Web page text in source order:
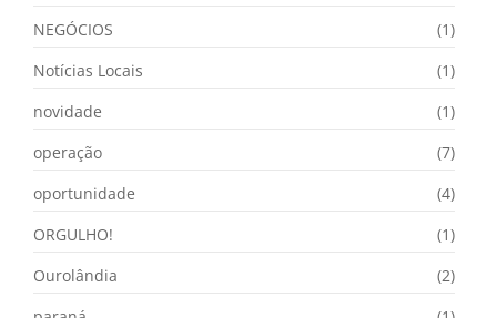
NEGÓCIOS
(1)
Notícias Locais
(1)
novidade
(1)
operação
(7)
oportunidade
(4)
ORGULHO!
(1)
Ourolândia
(2)